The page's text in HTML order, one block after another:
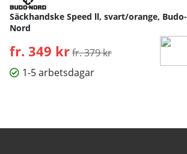
Säckhandske Speed ll, svart/orange, Budo-
Nord
fr. 349 krOrdinarie pris:
fr. 379 kr
1-5 arbetsdagar